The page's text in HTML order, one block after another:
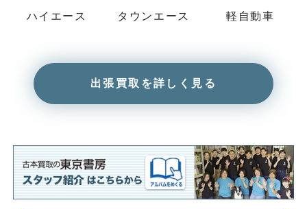
ハイエース タウンエース 軽自動車
出張買取を詳しく見る